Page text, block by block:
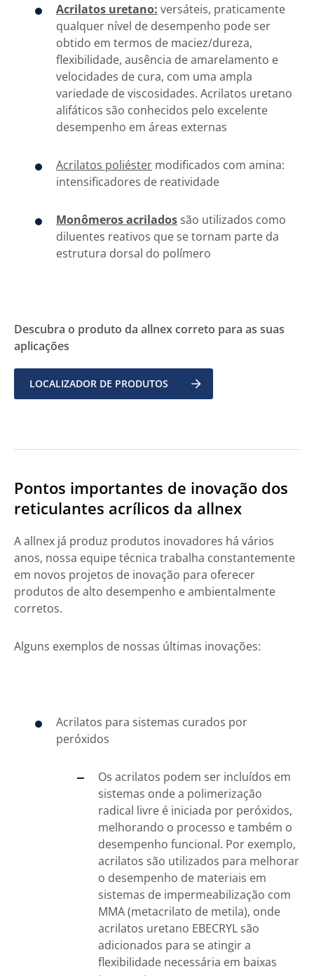
Acrilatos uretano: versáteis, praticamente
qualquer nível de desempenho pode ser
obtido em termos de maciez/dureza,
flexibilidade, ausência de amarelamento e
velocidades de cura, com uma ampla
variedade de viscosidades. Acrilatos uretano
alifáticos são conhecidos pelo excelente
desempenho em áreas externas
Acrilatos poliéster modificados com amina:
intensificadores de reatividade
Monômeros acrilados são utilizados como
diluentes reativos que se tornam parte da
estrutura dorsal do polímero
Descubra o produto da allnex correto para as suas
aplicações
LOCALIZADOR DE PRODUTOS
Pontos importantes de inovação dos
reticulantes acrílicos da allnex
A allnex já produz produtos inovadores há vários
anos, nossa equipe técnica trabalha constantemente
em novos projetos de inovação para oferecer
produtos de alto desempenho e ambientalmente
corretos.
Alguns exemplos de nossas últimas inovações:
Acrilatos para sistemas curados por
peróxidos
Os acrilatos podem ser incluídos em
sistemas onde a polimerização
radical livre é iniciada por peróxidos,
melhorando o processo e também o
desempenho funcional. Por exemplo,
acrilatos são utilizados para melhorar
o desempenho de materiais em
sistemas de impermeabilização com
MMA (metacrilato de metila), onde
acrilatos uretano EBECRYL são
adicionados para se atingir a
flexibilidade necessária em baixas